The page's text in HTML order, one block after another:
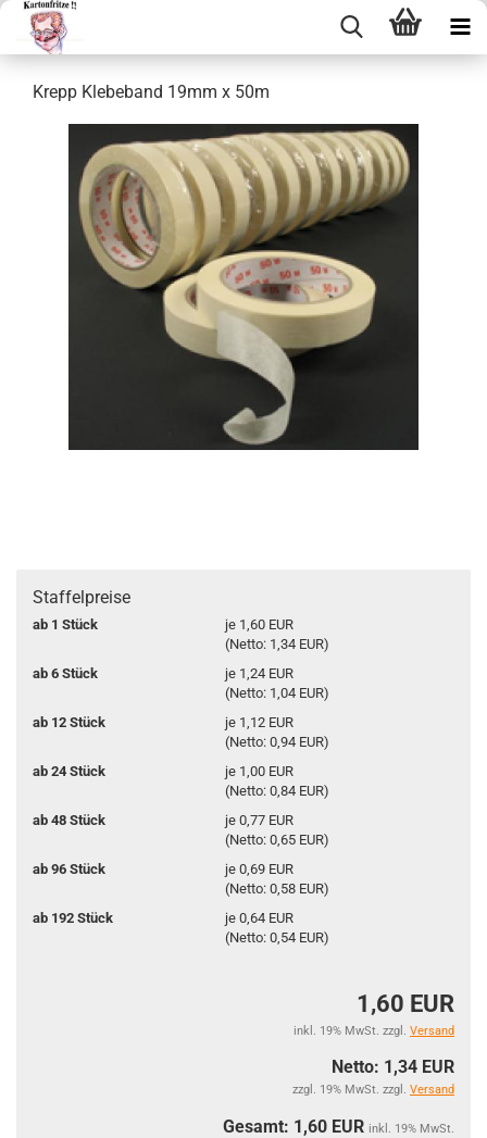
Krepp Kle­be­band 19mm x 50m
Staffelpreise
ab 1 Stück
je 1,60 EUR
(Netto: 1,34 EUR)
ab 6 Stück
je 1,24 EUR
(Netto: 1,04 EUR)
ab 12 Stück
je 1,12 EUR
(Netto: 0,94 EUR)
ab 24 Stück
je 1,00 EUR
(Netto: 0,84 EUR)
ab 48 Stück
je 0,77 EUR
(Netto: 0,65 EUR)
ab 96 Stück
je 0,69 EUR
(Netto: 0,58 EUR)
ab 192 Stück
je 0,64 EUR
(Netto: 0,54 EUR)
1,60 EUR
inkl. 19% MwSt. zzgl. Versand
Netto: 1,34 EUR
zzgl. 19% MwSt. zzgl. Versand
Gesamt: 1,60 EUR inkl. 19% MwSt.